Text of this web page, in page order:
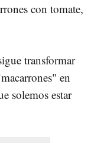
con tomate,
transformar
en
solemos estar